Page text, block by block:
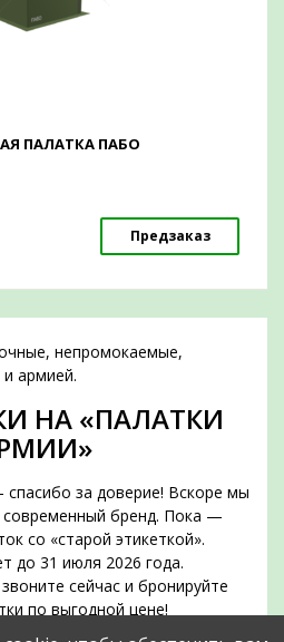
ПАЛАТКА ПАБО
Предзаказ
непромокаемые,
армией.
НА «ПАЛАТКИ
за доверие! Вскоре мы
бренд. Пока —
со «старой этикеткой».
до 31 июля 2026 года.
сейчас и бронируйте
по выгодной цене!
— до 31 июля 2026 года